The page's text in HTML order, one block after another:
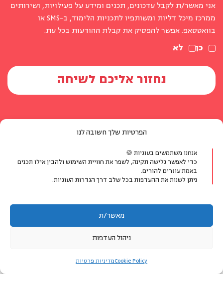
הפרטיות שלך חשובה לנו
אנחנו משתמשים בעוגיות 🍪
כדי לאפשר גלישה תקינה, לשפר את חוויית השימוש ולהבין אילו תכנים
באמת עוזרים להורים.
ניתן לשנות את ההעדפות בכל שלב דרך הגדרות העוגיות.
מאשר/ת
ניהול העדפות
Cookie Policyמדיניות פרטיות
אני מאשר/ת לקבל עדכונים, תכנים ומידע על פעילויות, ושירותים
ממרכז מיכל דליות ומשותפיו לתכניות הלימוד, ב-SMS או
בוואטסאפ. אפשר להפסיק את קבלת ההודעות בכל עת.
כן
לא
יצירת קשר
טלפון:
077-804-8400
ניווט מהיר
לאזור האישי